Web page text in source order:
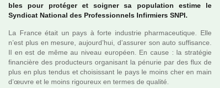
bles pour pro­té­ger et soi­gner sa popu­la­tion estime le
Syndicat National des Professionnels Infirmiers SNPI.
La France était un pays à forte indus­­trie phar­­ma­­ceu­­ti­­que. Elle
n’est plus en mesure, aujourd’hui, d’assu­­rer son auto suf­­fi­­sance.
Il en est de même au niveau euro­­péen. En cause : la stra­­té­­gie
finan­­cière des pro­­duc­­teurs orga­­ni­­sant la pénu­­rie par des flux de
plus en plus tendus et choi­­sis­­sant le pays le moins cher en main
d’œuvre et le moins rigou­­reux en termes de qua­­lité.